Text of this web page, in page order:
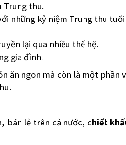
Trung thu.
những kỷ niệm Trung thu
lại qua nhiều thế hệ.
gia đình.
ngon mà còn là một phần
bán lẻ trên cả nước, chiết